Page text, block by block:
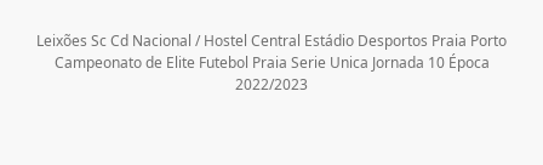
Leixões Sc Cd Nacional / Hostel Central Estádio Desportos Praia Porto
Campeonato de Elite Futebol Praia Serie Unica Jornada 10 Época
2022/2023